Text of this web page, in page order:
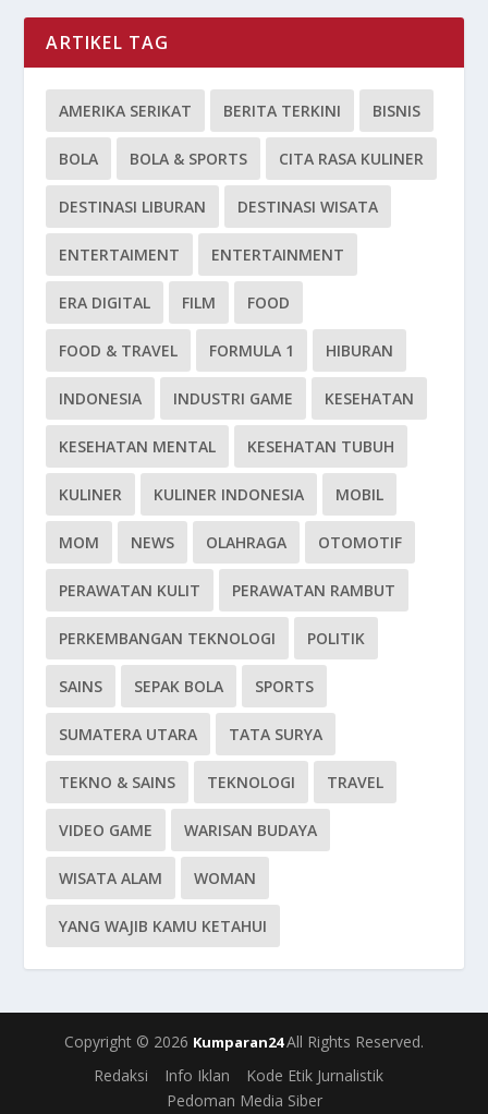
ARTIKEL TAG
AMERIKA SERIKAT BERITA TERKINI BISNIS
BOLA BOLA & SPORTS CITA RASA KULINER
DESTINASI LIBURAN DESTINASI WISATA
ENTERTAIMENT ENTERTAINMENT
ERA DIGITAL FILM FOOD
FOOD & TRAVEL FORMULA 1 HIBURAN
INDONESIA INDUSTRI GAME KESEHATAN
KESEHATAN MENTAL KESEHATAN TUBUH
KULINER KULINER INDONESIA MOBIL
MOM NEWS OLAHRAGA OTOMOTIF
PERAWATAN KULIT PERAWATAN RAMBUT
PERKEMBANGAN TEKNOLOGI POLITIK
SAINS SEPAK BOLA SPORTS
SUMATERA UTARA TATA SURYA
TEKNO & SAINS TEKNOLOGI TRAVEL
VIDEO GAME WARISAN BUDAYA
WISATA ALAM WOMAN
YANG WAJIB KAMU KETAHUI
Copyright © 2026 Kumparan24All Rights Reserved.
Redaksi
Info Iklan
Kode Etik Jurnalistik
Pedoman Media Siber